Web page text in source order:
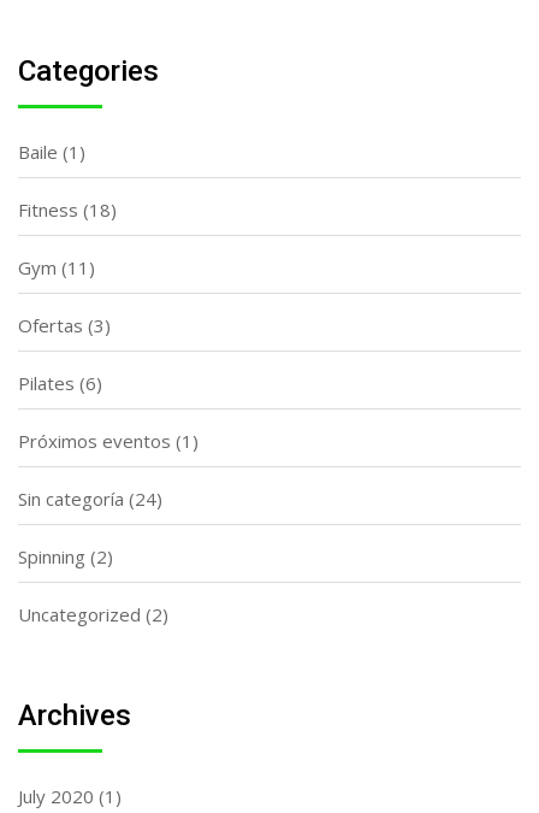
Categories
Baile (1)
Fitness (18)
Gym (11)
Ofertas (3)
Pilates (6)
Próximos eventos (1)
Sin categoría (24)
Spinning (2)
Uncategorized (2)
Archives
July 2020 (1)